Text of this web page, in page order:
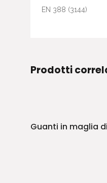
EN 388 (3144)
Prodotti
Guanti in maglia